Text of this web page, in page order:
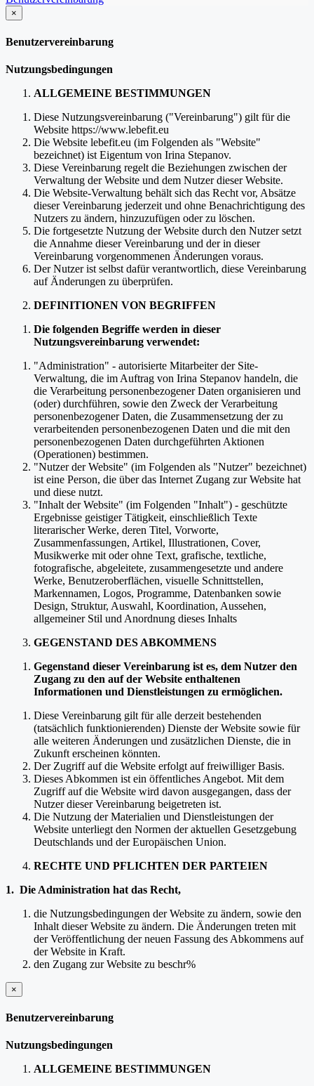
×
schließen
Benutzervereinbarung
Nutzungsbedingungen
ALLGEMEINE BESTIMMUNGEN
Diese Nutzungsvereinbarung ("Vereinbarung") gilt für die
Website https://www.lebefit.eu
Die Website lebefit.eu (im Folgenden als "Website"
bezeichnet) ist Eigentum von Irina Stepanov.
Diese Vereinbarung regelt die Beziehungen zwischen der
Verwaltung der Website und dem Nutzer dieser Website.
Die Website-Verwaltung behält sich das Recht vor, Absätze
dieser Vereinbarung jederzeit und ohne Benachrichtigung des
Nutzers zu ändern, hinzuzufügen oder zu löschen.
Die fortgesetzte Nutzung der Website durch den Nutzer setzt
die Annahme dieser Vereinbarung und der in dieser
Vereinbarung vorgenommenen Änderungen voraus.
Der Nutzer ist selbst dafür verantwortlich, diese Vereinbarung
auf Änderungen zu überprüfen.
DEFINITIONEN VON BEGRIFFEN
Die folgenden Begriffe werden in dieser
Nutzungsvereinbarung verwendet:
"Administration" - autorisierte Mitarbeiter der Site-
Verwaltung, die im Auftrag von Irina Stepanov handeln, die
die Verarbeitung personenbezogener Daten organisieren und
(oder) durchführen, sowie den Zweck der Verarbeitung
personenbezogener Daten, die Zusammensetzung der zu
verarbeitenden personenbezogenen Daten und die mit den
personenbezogenen Daten durchgeführten Aktionen
(Operationen) bestimmen.
"Nutzer der Website" (im Folgenden als "Nutzer" bezeichnet)
ist eine Person, die über das Internet Zugang zur Website hat
und diese nutzt.
"Inhalt der Website" (im Folgenden "Inhalt") - geschützte
Ergebnisse geistiger Tätigkeit, einschließlich Texte
literarischer Werke, deren Titel, Vorworte,
Zusammenfassungen, Artikel, Illustrationen, Cover,
Musikwerke mit oder ohne Text, grafische, textliche,
fotografische, abgeleitete, zusammengesetzte und andere
Werke, Benutzeroberflächen, visuelle Schnittstellen,
Markennamen, Logos, Programme, Datenbanken sowie
Design, Struktur, Auswahl, Koordination, Aussehen,
allgemeiner Stil und Anordnung dieses Inhalts
GEGENSTAND DES ABKOMMENS
Gegenstand dieser Vereinbarung ist es, dem Nutzer den
Zugang zu den auf der Website enthaltenen
Informationen und Dienstleistungen zu ermöglichen.
Diese Vereinbarung gilt für alle derzeit bestehenden
(tatsächlich funktionierenden) Dienste der Website sowie für
alle weiteren Änderungen und zusätzlichen Dienste, die in
Zukunft erscheinen könnten.
Der Zugriff auf die Website erfolgt auf freiwilliger Basis.
Dieses Abkommen ist ein öffentliches Angebot. Mit dem
Zugriff auf die Website wird davon ausgegangen, dass der
Nutzer dieser Vereinbarung beigetreten ist.
Die Nutzung der Materialien und Dienstleistungen der
Website unterliegt den Normen der aktuellen Gesetzgebung
Deutschlands und der Europäischen Union.
RECHTE UND PFLICHTEN DER PARTEIEN
1. Die Administration hat das Recht,
die Nutzungsbedingungen der Website zu ändern, sowie den
Inhalt dieser Website zu ändern. Die Änderungen treten mit
der Veröffentlichung der neuen Fassung des Abkommens auf
der Website in Kraft.
den Zugang zur Website zu beschr%
×
schließen
Benutzervereinbarung
Nutzungsbedingungen
ALLGEMEINE BESTIMMUNGEN